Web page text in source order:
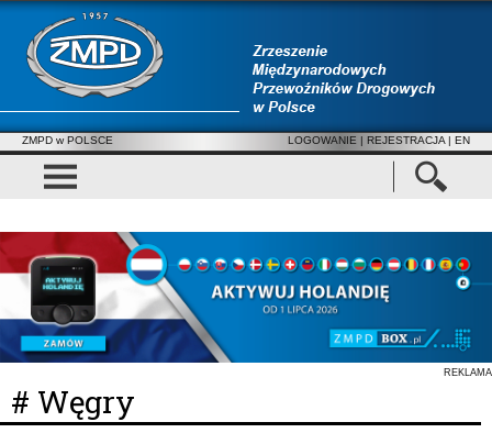
ZMPD w POLSCE LOGOWANIE | REJESTRACJA | EN
REKLAMA
# Węgry